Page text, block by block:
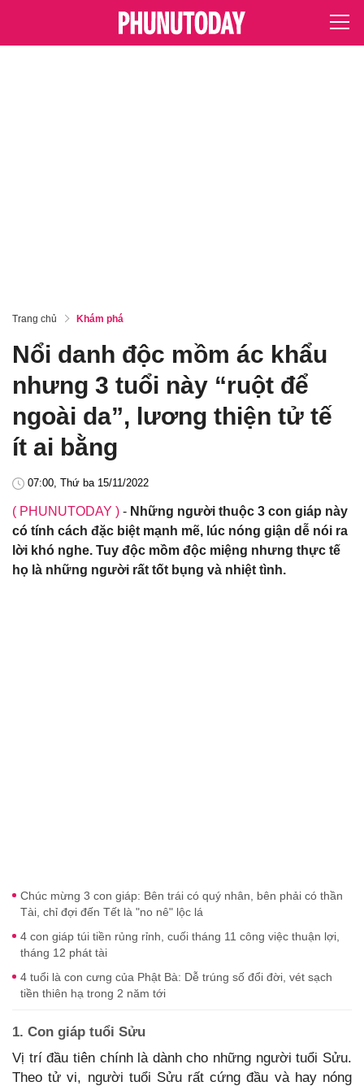
Trang chủ Khám phá
Nổi danh độc mồm ác khẩu
nhưng 3 tuổi này “ruột để
ngoài da”, lương thiện tử tế
ít ai bằng
07:00, Thứ ba 15/11/2022
( PHUNUTODAY ) - Những người thuộc 3 con giáp này
có tính cách đặc biệt mạnh mẽ, lúc nóng giận dễ nói ra
lời khó nghe. Tuy độc mồm độc miệng nhưng thực tế
họ là những người rất tốt bụng và nhiệt tình.
Chúc mừng 3 con giáp: Bên trái có quý nhân, bên phải có thần
Tài, chỉ đợi đến Tết là "no nê" lộc lá
4 con giáp túi tiền rủng rỉnh, cuối tháng 11 công việc thuận lợi,
tháng 12 phát tài
4 tuổi là con cưng của Phật Bà: Dễ trúng số đổi đời, vét sạch
tiền thiên hạ trong 2 năm tới
1. Con giáp tuổi Sửu
Vị trí đầu tiên chính là dành cho những người tuổi Sửu.
Theo tử vi, người tuổi Sửu rất cứng đầu và hay nóng